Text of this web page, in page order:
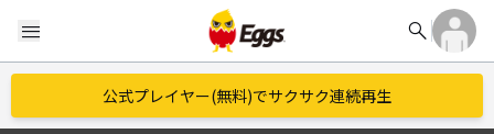
menu search
公式プレイヤー(無料)でサクサク連続再生